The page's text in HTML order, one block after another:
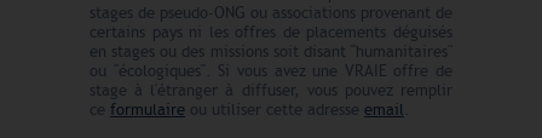
stages de pseudo-ONG ou associations provenant de
certains pays ni les offres de placements déguisés
en stages ou des missions soit disant "humanitaires"
ou "écologiques". Si vous avez une VRAIE offre de
stage à l'étranger à diffuser, vous pouvez remplir
ce formulaire ou utiliser cette adresse email.